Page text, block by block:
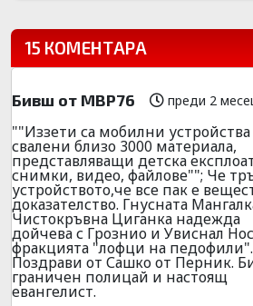
15 КОМЕНТАРА
Бивш от МВР76 преди 2
""Иззети са мобилни устройства
свалени близо 3000 материала,
представляващи детска
снимки, видео, файлове""; Че
устройството,че все пак е
доказателство. Гнусната
Чистокръвна Циганка надежда
дойчева с Грознио и Увиснал
фракцията "лофци на педофили".
Поздрави от Сашко от Перник.
граничен полицай и настоящ
евангелист.